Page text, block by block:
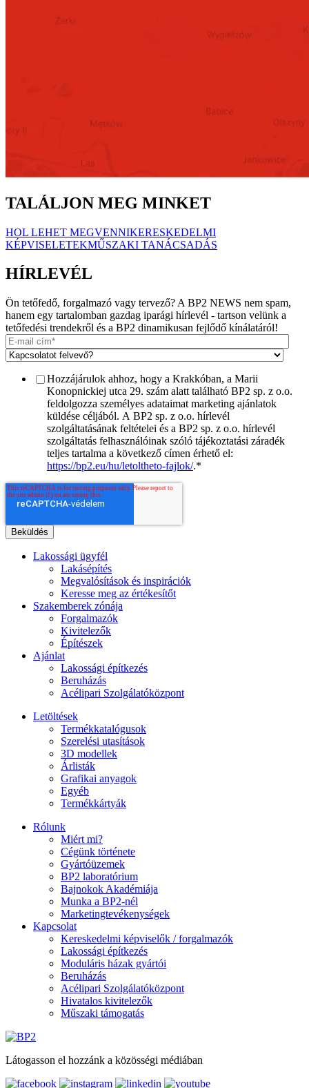
TALÁLJON MEG MINKET
HOL LEHET MEGVENNIKERESKEDELMI
KÉPVISELETEKMŰSZAKI TANÁCSADÁS
HÍRLEVÉL
Ön tetőfedő, forgalmazó vagy tervező? A BP2 NEWS nem spam,
hanem egy tartalomban gazdag iparági hírlevél - tartson velünk a
tetőfedési trendekről és a BP2 dinamikusan fejlődő kínálatáról!
Hozzájárulok ahhoz, hogy a Krakkóban, a Marii
Konopnickiej utca 29. szám alatt található BP2 sp. z o.o.
feldolgozza személyes adataimat marketing ajánlatok
küldése céljából. A BP2 sp. z o.o. hírlevél
szolgáltatásának feltételei és a BP2 sp. z o.o. hírlevél
szolgáltatás felhasználóinak szóló tájékoztatási záradék
teljes tartalma a következő címen érhető el:
https://bp2.eu/hu/letoltheto-fajlok/.*
Lakossági ügyfél
Lakásépítés
Megvalósítások és inspirációk
Keresse meg az értékesítőt
Szakemberek zónája
Forgalmazók
Kivitelezők
Építészek
Ajánlat
Lakossági építkezés
Beruházás
Acélipari Szolgálatóközpont
Letöltések
Termékkatalógusok
Szerelési utasítások
3D modellek
Árlisták
Grafikai anyagok
Egyéb
Termékkártyák
Rólunk
Miért mi?
Cégünk története
Gyártóüzemek
BP2 laboratórium
Bajnokok Akadémiája
Munka a BP2-nél
Marketingtevékenységek
Kapcsolat
Kereskedelmi képviselők / forgalmazók
Lakossági építkezés
Moduláris házak gyártói
Beruházás
Acélipari Szolgálatóközpont
Hivatalos kivitelezők
Műszaki támogatás
Látogasson el hozzánk a közösségi médiában